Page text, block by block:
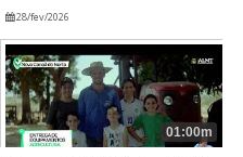
28/fev/2026
01:00m